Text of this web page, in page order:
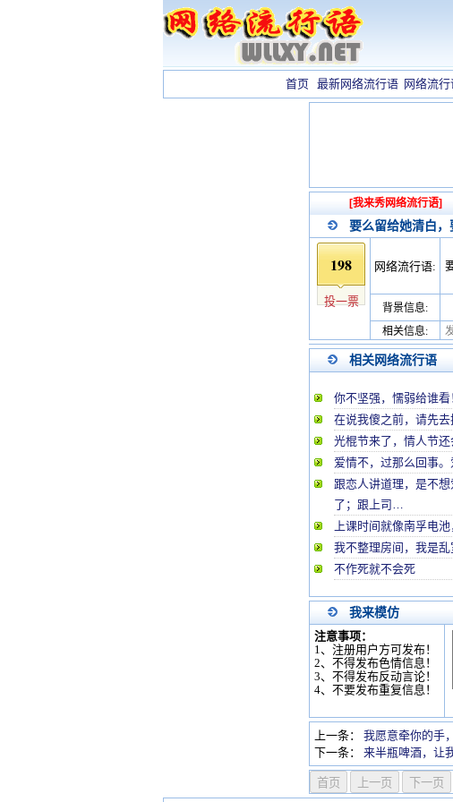
首页 最新网络流行语 网络流
[我来秀网络流行语]
要么留给她清白，
198
投一票
网络流行语:
背景信息:
相关信息:
相关网络流行语
你不坚强，懦弱给谁看
在说我傻之前，请先去
光棍节来了，情人节还
爱情不，过那么回事。
跟恋人讲道理，是不
了；跟上司…
上课时间就像南孚电
我不整理房间，我是乱
不作死就不会死
我来模仿
注意事项：
1、注册用户方可发布！
2、不得发布色情信息！
3、不得发布反动言论！
4、不要发布重复信息！
上一条：
我愿意牵你的手
下一条：
来半瓶啤酒，让